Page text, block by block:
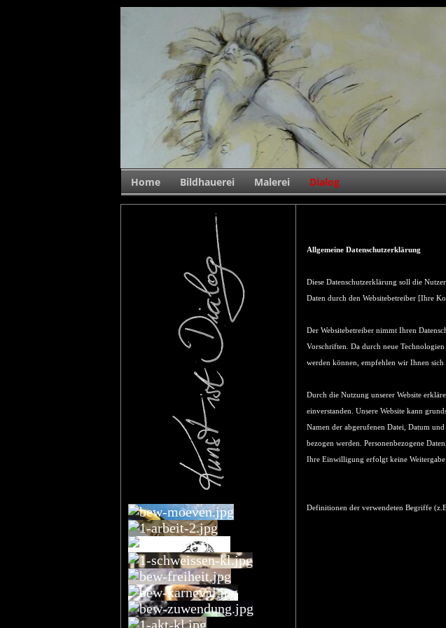
Home Bildhauerei Malerei Dialog
Allgemeine Datenschutzerklärung
Diese Datenschutzerklärung soll die
Daten durch den Websitebetreiber [Ihre
Der Websitebetreiber nimmt Ihren
Vorschriften. Da durch neue
werden können, empfehlen wir Ihnen sich
Durch die Nutzung unserer Website
einverstanden. Unsere Website kann
Namen der abgerufenen Datei, Datum
bezogen werden. Personenbezogene
Ihre Einwilligung erfolgt keine Weitergabe
Definitionen der verwendeten Begriffe